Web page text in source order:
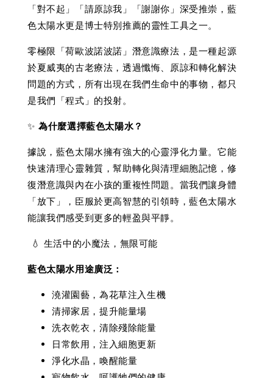
「對不起」「請原諒我」「謝謝你」深受推崇，藍
色太陽水更是博士特別推薦的靈性工具之一。
零極限「荷歐波諾波諾」潛意識療法，是一種起源
於夏威夷的古老療法，透過懺悔、原諒和轉化解決
問題的方式，所有出現在我們生命中的事物，都只
是我們「程式」的投射。
✨為什麼選擇藍色太陽水？
據說，藍色太陽水擁有強大的心靈淨化力量。它能
快速清理心靈雜質，幫助轉化與清理細胞記憶，修
復潛意識與內在小孩的重複性問題。當我們讓身體
「放下」，臣服於更高智慧的引領時，藍色太陽水
能讓我們感受到更多的輕盈與平靜。
💧 生活中的小魔法，無限可能
藍色太陽水用途廣泛：
澆灌園藝，為花草注入生機
清掃家居，提升能量場
洗衣乾衣，清除殘除能量
日常飲用，注入細胞更新
淨化水晶，喚醒能量